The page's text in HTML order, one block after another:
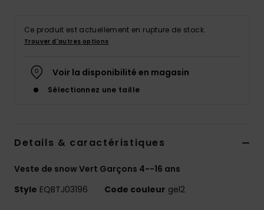
Ce produit est actuellement en rupture de stock.
Trouver d'autres options
Voir la disponibilité en magasin
Sélectionnez une taille
Details & caractéristiques
Veste de snow Vert Garçons 4--16 ans
Style EQBTJ03196 Code couleur gel2